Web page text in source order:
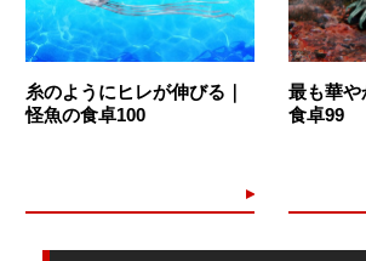
糸のようにヒレが伸びる｜
怪魚の食卓100
最も華や
食卓99